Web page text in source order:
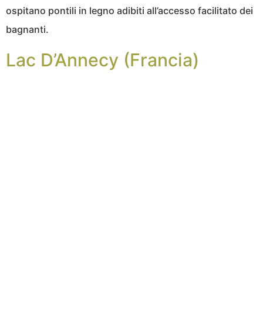
ospitano pontili in legno adibiti all’accesso facilitato dei
bagnanti.
Lac D’Annecy (Francia)